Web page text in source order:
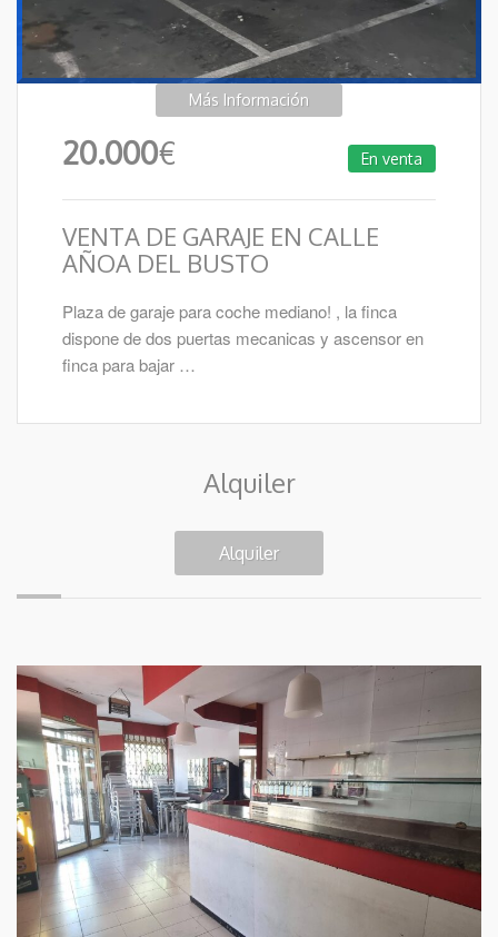
Más Información
20.000€ En venta
VENTA DE GARAJE EN CALLE
AÑOA DEL BUSTO
Plaza de garaje para coche mediano! , la finca
dispone de dos puertas mecanicas y ascensor en
finca para bajar …
Alquiler
Alquiler